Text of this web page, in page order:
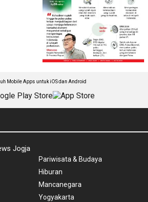
Mobile Apps untuk iOS dan Android
Jogja
Pariwisata & Budaya
Hiburan
Mancanegara
Yogyakarta